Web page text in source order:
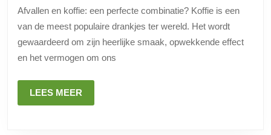
stimulerende
kickstart
Afvallen en koffie: een perfecte combinatie? Koffie is een
van de meest populaire drankjes ter wereld. Het wordt
gewaardeerd om zijn heerlijke smaak, opwekkende effect
en het vermogen om ons
LEES MEER
MEER